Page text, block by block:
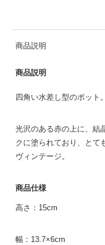
商品説明
商品説明
四角い水差し型のポット。
光沢のある赤の上に、結
クに塗られており、とて
ヴィンテージ。
商品仕様
高さ：15cm
幅：13.7×6cm